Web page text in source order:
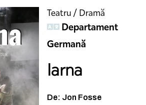
Teatru / Dramă
Departament
Germană
Iarna
De: Jon Fosse